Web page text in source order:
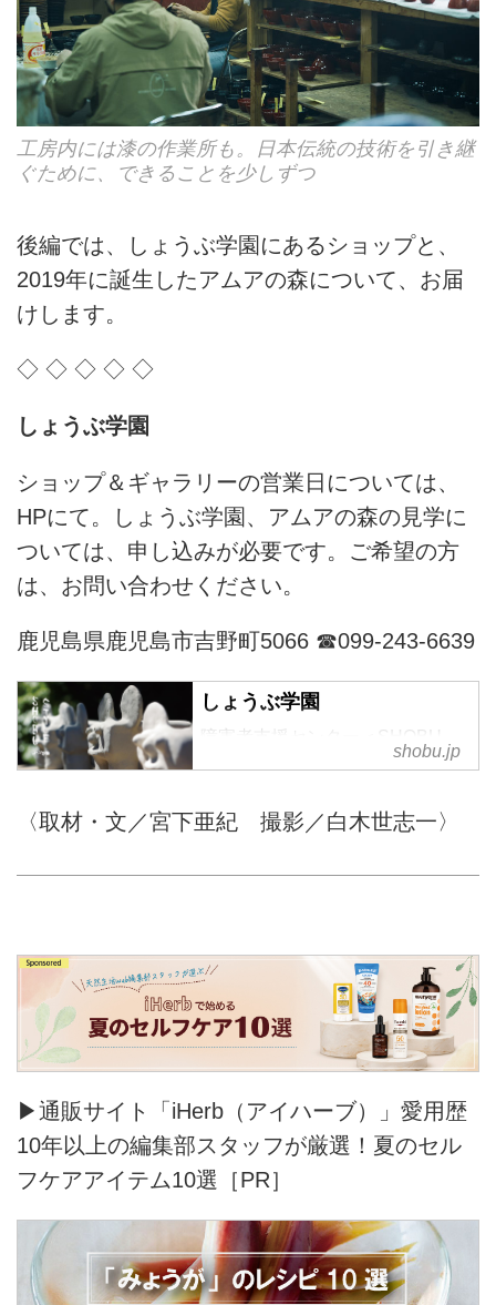
工房内には漆の作業所も。日本伝統の技術を引き継
ぐために、できることを少しずつ
後編では、しょうぶ学園にあるショップと、
2019年に誕生したアムアの森について、お届
けします。
◇ ◇ ◇ ◇ ◇
しょうぶ学園
ショップ＆ギャラリーの営業日については、
HPにて。しょうぶ学園、アムアの森の見学に
ついては、申し込みが必要です。ご希望の方
は、お問い合わせください。
鹿児島県鹿児島市吉野町5066 ☎︎099-243-6639
しょうぶ学園
障害者支援センター＜SHOBU
STYLE＞は、障がいを持つ人た
いくために、友好的で、安全で、
のびのびとできる環境を提供して
shobu.jp
〈取材・文／宮下亜紀 撮影／白木世志一〉
▶通販サイト「iHerb（アイハーブ）」愛用歴
10年以上の編集部スタッフが厳選！夏のセル
フケアアイテム10選［PR］